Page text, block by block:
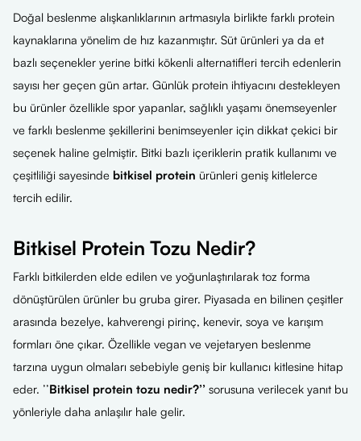
Doğal beslenme alışkanlıklarının artmasıyla birlikte farklı protein
kaynaklarına yönelim de hız kazanmıştır. Süt ürünleri ya da et
bazlı seçenekler yerine bitki kökenli alternatifleri tercih edenlerin
sayısı her geçen gün artar. Günlük protein ihtiyacını destekleyen
bu ürünler özellikle spor yapanlar, sağlıklı yaşamı önemseyenler
ve farklı beslenme şekillerini benimseyenler için dikkat çekici bir
seçenek haline gelmiştir. Bitki bazlı içeriklerin pratik kullanımı ve
çeşitliliği sayesinde bitkisel protein ürünleri geniş kitlelerce
tercih edilir.
Bitkisel Protein Tozu Nedir?
Farklı bitkilerden elde edilen ve yoğunlaştırılarak toz forma
dönüştürülen ürünler bu gruba girer. Piyasada en bilinen çeşitler
arasında bezelye, kahverengi pirinç, kenevir, soya ve karışım
formları öne çıkar. Özellikle vegan ve vejetaryen beslenme
tarzına uygun olmaları sebebiyle geniş bir kullanıcı kitlesine hitap
eder. ’’Bitkisel protein tozu nedir?’’ sorusuna verilecek yanıt bu
yönleriyle daha anlaşılır hale gelir.